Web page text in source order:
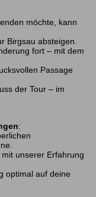
möchte, kann
Birgsau absteigen.
fort – mit dem
Passage
der Tour – im
:
unserer Erfahrung
optimal auf deine